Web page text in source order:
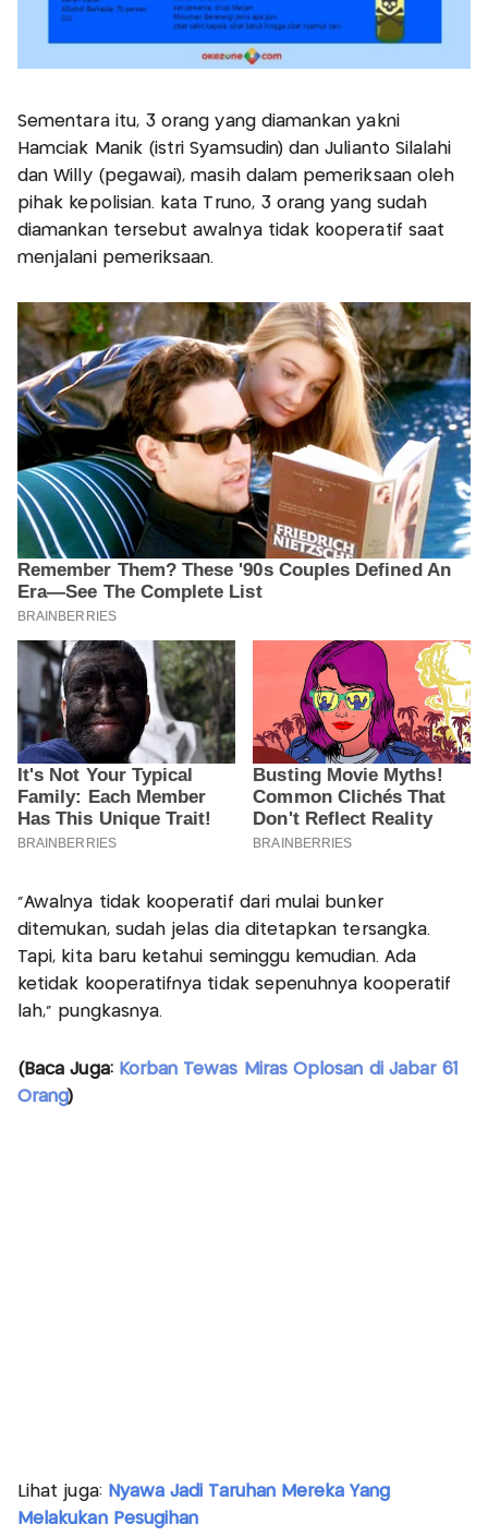
Sementara itu, 3 orang yang diamankan yakni
Hamciak Manik (istri Syamsudin) dan Julianto Silalahi
dan Willy (pegawai), masih dalam pemeriksaan oleh
pihak kepolisian. kata Truno, 3 orang yang sudah
diamankan tersebut awalnya tidak kooperatif saat
menjalani pemeriksaan.
"Awalnya tidak kooperatif dari mulai bunker
ditemukan, sudah jelas dia ditetapkan tersangka.
Tapi, kita baru ketahui seminggu kemudian. Ada
ketidak kooperatifnya tidak sepenuhnya kooperatif
lah," pungkasnya.
(Baca Juga: Korban Tewas Miras Oplosan di Jabar 61
Orang)
Lihat juga: Nyawa Jadi Taruhan Mereka Yang
Melakukan Pesugihan